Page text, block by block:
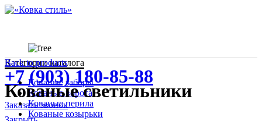
+7 (903) 180-85-88
Заказать звонок
Категории каталога
Кованые заборы
Кованые ворота
Кованые перила
Кованые козырьки
Back to products
Кованые светильники